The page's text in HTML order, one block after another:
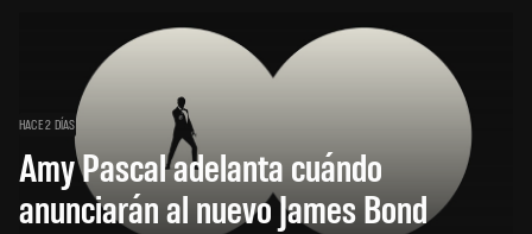
HACE 2 DÍAS
Amy Pascal adelanta cuándo
anunciarán al nuevo James Bond